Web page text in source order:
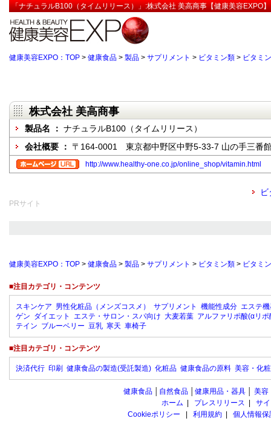
「ナチュラルB100（タイムリリース）」:株式会社 美高商事【健康美容EXPO】
健康美容EXPO：TOP > 健康食品 > 製品 > サプリメント > ビタミン類 > ビタミ
株式会社 美高商事
製品名 ： ナチュラルB100（タイムリリース）
会社概要 ： 〒164-0001 東京都中野区中野5-33-7 山の手三番
http://www.healthy-one.co.jp/online_shop/vitamin.html
PRサイト
健康美容EXPO：TOP > 健康食品 > 製品 > サプリメント > ビタミン類 > ビタミ
■注目カテゴリ・コンテンツ
スキンケア 男性化粧品（メンズコスメ） サプリメント 機能性成分 エステ
ゲン ダイエット エステ・サロン・スパ向け 大麦若葉 アルファリポ酸(αリポ
テイン ブルーベリー 豆乳 寒天 車椅子
■注目カテゴリ・コンテンツ
決済代行 印刷 健康食品の製造(受託製造) 化粧品 健康食品の原料 美容・化
健康食品 自然食品 健康用品・器具 美容
ホーム
プレスリリース
サ
Cookieポリシー
利用規約 個人情報